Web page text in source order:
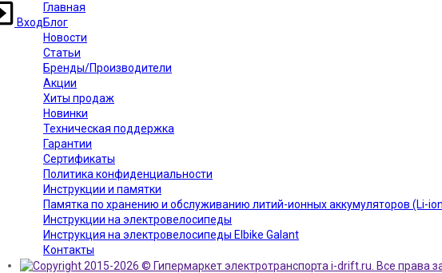
Вход
Главная
Блог
Новости
Статьи
Бренды/Производители
Акции
Хиты продаж
Новинки
Техническая поддержка
Гарантии
Сертификаты
Политика конфиденциальности
Инструкции и памятки
Памятка по хранению и обслуживанию литий-ионных аккумуляторов (Li-
Инструкции на электровелосипеды
Инструкция на электровелосипеды Elbike Galant
Контакты